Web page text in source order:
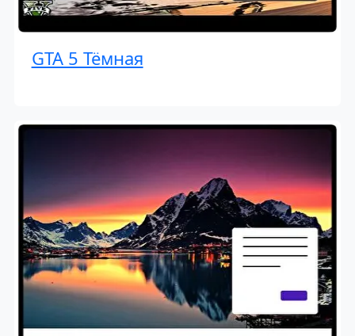
GTA 5 Тёмная